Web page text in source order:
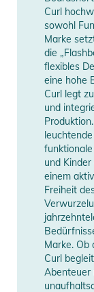
Manufacturer
Information
Curl
sowohl
Marke
die
flexibles
eine hohe
Curl legt
und
und
einem
Freiheit
Marke. Ob
Curl
Abenteuer